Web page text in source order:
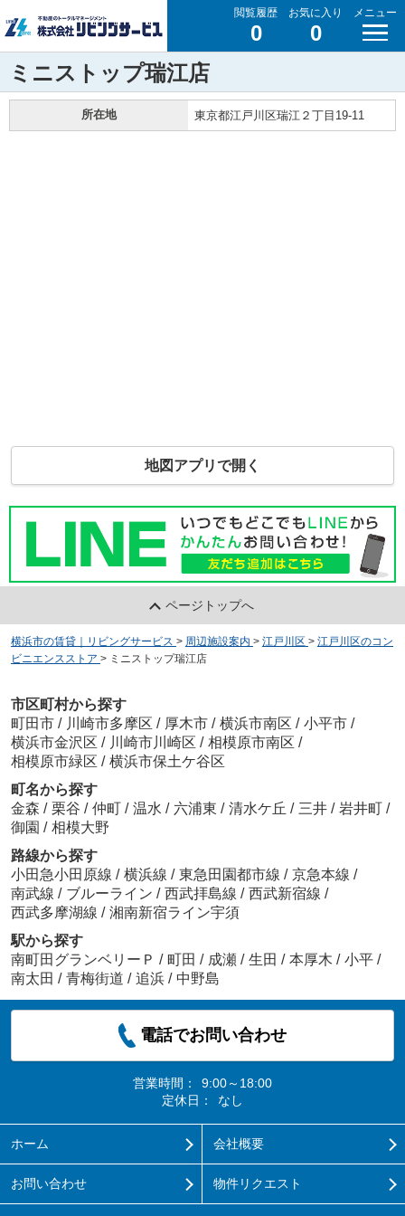
閲覧履歴
0
お気に入り
0
メニュー
ミニストップ瑞江店
所在地 東京都江戸川区瑞江２丁目19-11
地図アプリで開く
ページトップへ
横浜市の賃貸｜リビングサービス > 周辺施設案内 > 江戸川区 > 江戸川区のコン
ビニエンスストア > ミニストップ瑞江店
市区町村から探す
町田市 / 川崎市多摩区 / 厚木市 / 横浜市南区 / 小平市 /
横浜市金沢区 / 川崎市川崎区 / 相模原市南区 /
相模原市緑区 / 横浜市保土ケ谷区
町名から探す
金森 / 栗谷 / 仲町 / 温水 / 六浦東 / 清水ケ丘 / 三井 / 岩井町 /
御園 / 相模大野
路線から探す
小田急小田原線 / 横浜線 / 東急田園都市線 / 京急本線 /
南武線 / ブルーライン / 西武拝島線 / 西武新宿線 /
西武多摩湖線 / 湘南新宿ライン宇須
駅から探す
南町田グランベリーＰ / 町田 / 成瀬 / 生田 / 本厚木 / 小平 /
南太田 / 青梅街道 / 追浜 / 中野島
電話でお問い合わせ
営業時間：
9:00～18:00
定休日：
なし
ホーム 会社概要
お問い合わせ 物件リクエスト